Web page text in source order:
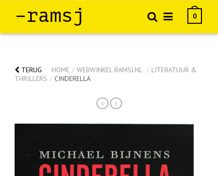
–ramsj 0
TERUG HOME / WEBWINKEL RAMSJ.NL / LITERATUUR &
THRILLERS / CINDERELLA
< >